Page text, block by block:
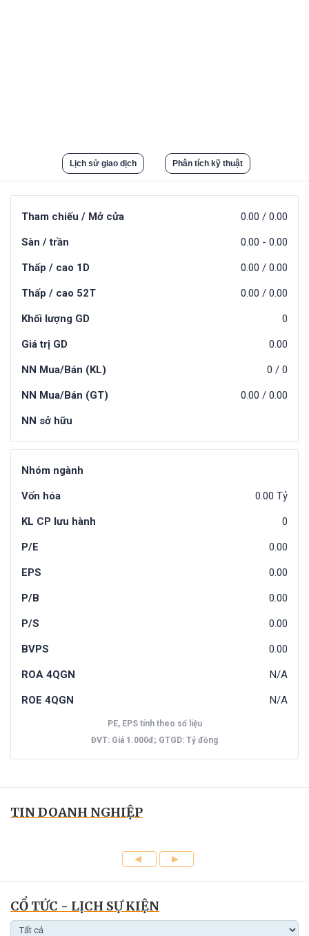
Lịch sử giao dịch Phân tích kỹ thuật
Tham chiếu / Mở cửa 0.00
/
0.00
Sàn / trần 0.00
-
0.00
Thấp / cao 1D 0.00
/
0.00
Thấp / cao 52T 0.00
/
0.00
Khối lượng GD 0
Giá trị GD 0.00
NN Mua/Bán (KL) 0
/
0
NN Mua/Bán (GT) 0.00
/
0.00
NN sở hữu
Nhóm ngành
Vốn hóa 0.00 Tỷ
KL CP lưu hành 0
P/E 0.00
EPS 0.00
P/B 0.00
P/S 0.00
BVPS 0.00
ROA 4QGN N/A
ROE 4QGN N/A
PE, EPS tính theo số liệu
ĐVT: Giá 1.000đ; GTGD: Tỷ đồng
TIN DOANH NGHIỆP
CỔ TỨC - LỊCH SỰ KIỆN